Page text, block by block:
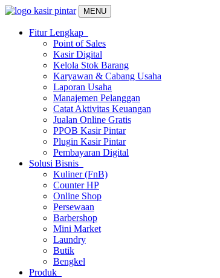
MENU
Fitur Lengkap
Point of Sales
Kasir Digital
Kelola Stok Barang
Karyawan & Cabang Usaha
Laporan Usaha
Manajemen Pelanggan
Catat Aktivitas Keuangan
Jualan Online Gratis
PPOB Kasir Pintar
Plugin Kasir Pintar
Pembayaran Digital
Solusi Bisnis
Kuliner (FnB)
Counter HP
Online Shop
Persewaan
Barbershop
Mini Market
Laundry
Butik
Bengkel
Produk